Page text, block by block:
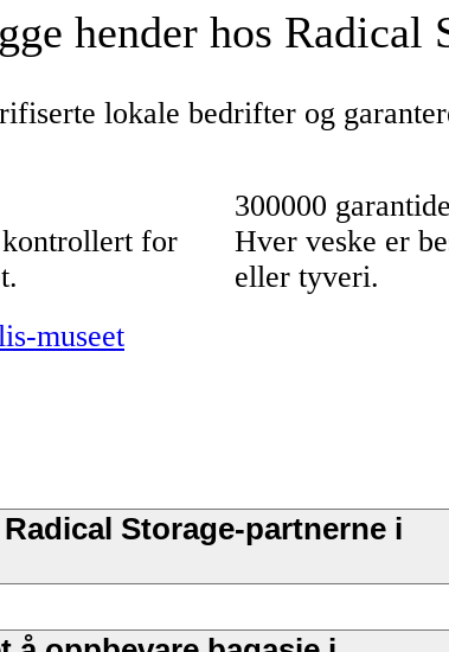
hender hos Radical
lokale bedrifter og
for
300000
Hver veske er
eller tyveri.
museet
Storage-partnerne i